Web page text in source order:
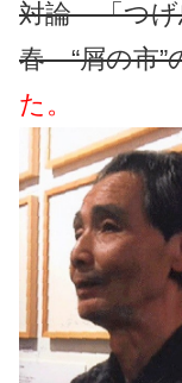
対論 「つげ
春 “屑の市”
た。